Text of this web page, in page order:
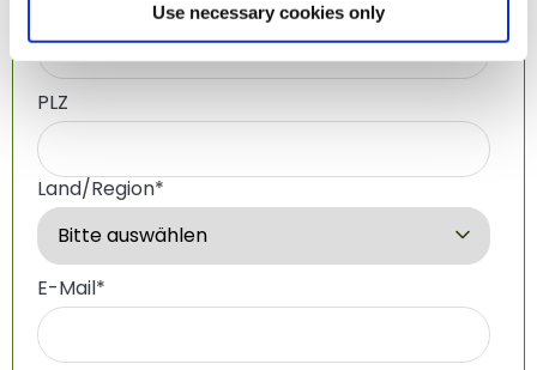
Use necessary cookies only
PLZ
Land/Region*
E-Mail*